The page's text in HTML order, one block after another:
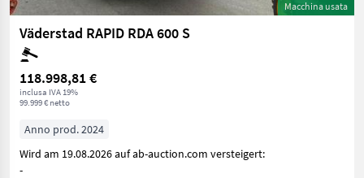
Macchina usata
Väderstad RAPID RDA 600 S
118.998,81 €
inclusa IVA 19%
99.999 € netto
Anno prod. 2024
Wird am 19.08.2026 auf ab-auction.com versteigert:
-